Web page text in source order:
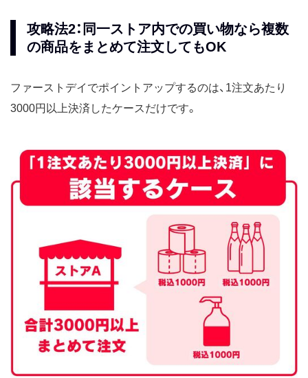
攻略法2：同一ストア内での買い物なら複数
の商品をまとめて注文してもOK
ファーストデイでポイントアップするのは、1注文あたり
3000円以上決済したケースだけです。